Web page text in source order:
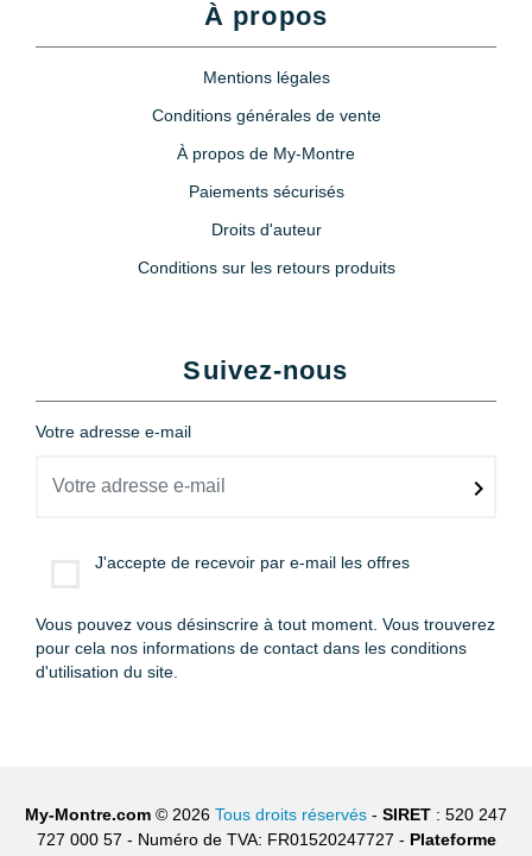
À propos
Mentions légales
Conditions générales de vente
À propos de My-Montre
Paiements sécurisés
Droits d'auteur
Conditions sur les retours produits
Suivez-nous
Votre adresse e-mail
J'accepte de recevoir par e-mail les offres
Vous pouvez vous désinscrire à tout moment. Vous trouverez
pour cela nos informations de contact dans les conditions
d'utilisation du site.
My-Montre.com © 2026 Tous droits réservés - SIRET : 520 247
727 000 57 - Numéro de TVA: FR01520247727 - Plateforme